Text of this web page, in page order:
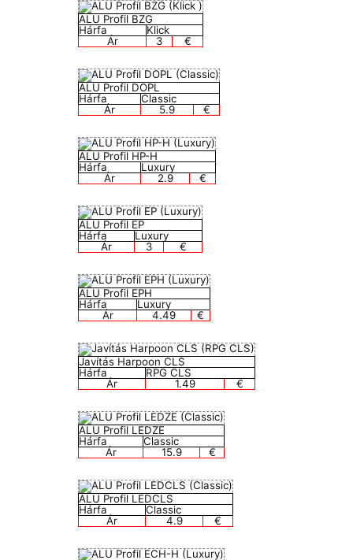
ALU Profil BZG
Hárfa
Klick
Ár
3 €
ALU Profil DOPL
Hárfa
Classic
Ár
5.9 €
ALU Profil HP-H
Hárfa
Luxury
Ár
2.9 €
ALU Profil EP
Hárfa
Luxury
Ár
3 €
ALU Profil EPH
Hárfa
Luxury
Ár
4.49 €
Javítás Harpoon CLS
Hárfa
RPG CLS
Ár
1.49 €
ALU Profil LEDZE
Hárfa
Classic
Ár
15.9 €
ALU Profil LEDCLS
Hárfa
Classic
Ár
4.9 €